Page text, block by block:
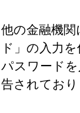
他の金融機
ド」の入力
パスワード
告されてお